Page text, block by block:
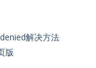
解决方法
版